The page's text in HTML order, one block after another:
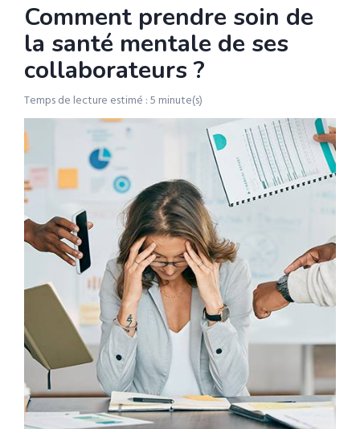
Comment prendre soin de
la santé mentale de ses
collaborateurs ?
Temps de lecture estimé : 5 minute(s)